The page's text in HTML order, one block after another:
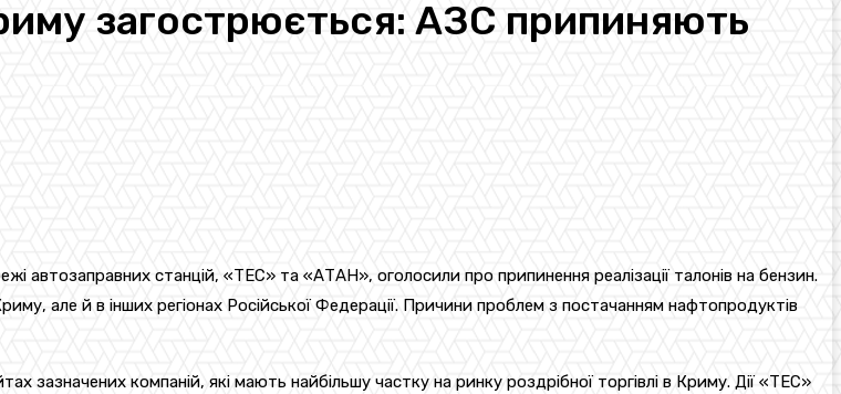
загострюється: АЗС припиняють
автозаправних станцій, «ТЕС» та «АТАН», оголосили про припинення реалізації талонів на бензин.
але й в інших регіонах Російської Федерації. Причини проблем з постачанням нафтопродуктів
зазначених компаній, які мають найбільшу частку на ринку роздрібної торгівлі в Криму. Дії «ТЕС»